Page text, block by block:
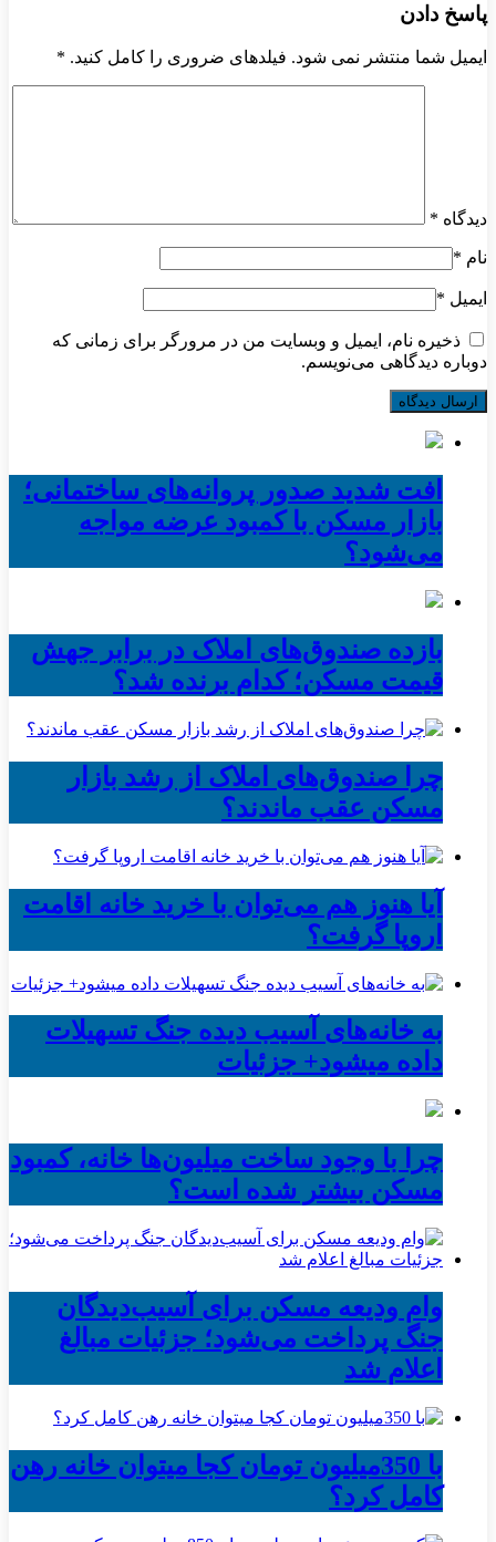
پاسخ دادن
ایمیل شما منتشر نمی شود. فیلدهای ضروری را کامل کنید. *
دیدگاه *
نام *
ایمیل *
ذخیره نام، ایمیل و وبسایت من در مرورگر برای زمانی که
دوباره دیدگاهی می‌نویسم.
افت شدید صدور پروانه‌های ساختمانی؛
بازار مسکن با کمبود عرضه مواجه
می‌شود؟
بازده صندوق‌های املاک در برابر جهش
قیمت مسکن؛ کدام برنده شد؟
چرا صندوق‌های املاک از رشد بازار
مسکن عقب ماندند؟
آیا هنوز هم می‌توان با خرید خانه اقامت
اروپا گرفت؟
به خانه‌های آسیب دیده جنگ تسهیلات
داده میشود+ جزئیات
چرا با وجود ساخت میلیون‌ها خانه، کمبود
مسکن بیشتر شده است؟
وام ودیعه مسکن برای آسیب‌دیدگان
جنگ پرداخت می‌شود؛ جزئیات مبالغ
اعلام شد
با 350میلیون تومان کجا میتوان خانه رهن
کامل کرد؟